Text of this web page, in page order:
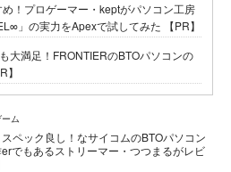
！プロゲーマー・keptがパソコン工房
」の実力をApexで試してみた 【PR】
大満足！FRONTIERのBTOパソコンの
ム
ペック良し！なサイコムのBTOパソコン
でもあるストリーマー・つつまるがレビ